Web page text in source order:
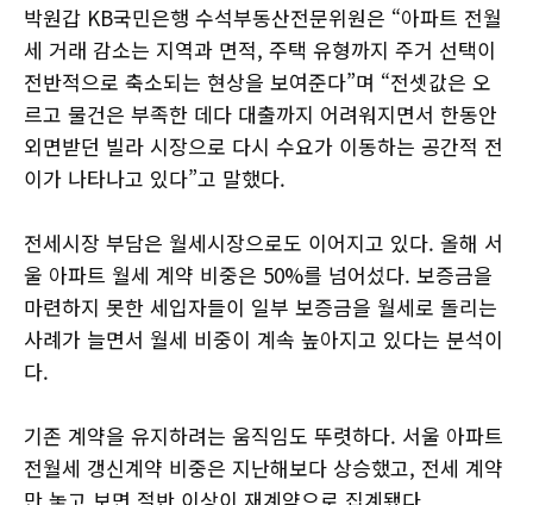
박원갑 KB국민은행 수석부동산전문위원은 “아파트 전월
세 거래 감소는 지역과 면적, 주택 유형까지 주거 선택이
전반적으로 축소되는 현상을 보여준다”며 “전셋값은 오
르고 물건은 부족한 데다 대출까지 어려워지면서 한동안
외면받던 빌라 시장으로 다시 수요가 이동하는 공간적 전
이가 나타나고 있다”고 말했다.
전세시장 부담은 월세시장으로도 이어지고 있다. 올해 서
울 아파트 월세 계약 비중은 50%를 넘어섰다. 보증금을
마련하지 못한 세입자들이 일부 보증금을 월세로 돌리는
사례가 늘면서 월세 비중이 계속 높아지고 있다는 분석이
다.
기존 계약을 유지하려는 움직임도 뚜렷하다. 서울 아파트
전월세 갱신계약 비중은 지난해보다 상승했고, 전세 계약